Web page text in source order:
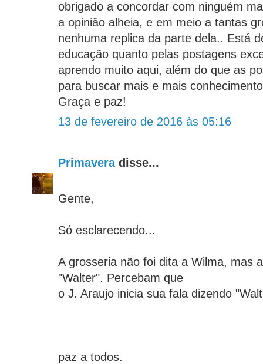
obrigado a concordar com ninguém
a opinião alheia, e em meio a tantas
nenhuma replica da parte dela.. Está
educação quanto pelas postagens
aprendo muito aqui, além do que as
para buscar mais e mais
Graça e paz!
13 de fevereiro de 2016 às 05:16
Primaveradisse...
Gente,
Só esclarecendo...
A grosseria não foi dita a Wilma, mas
"Walter". Percebam que
o J. Araujo inicia sua fala dizendo
paz a todos.